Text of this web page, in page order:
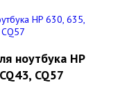
ноутбука HP
CQ57